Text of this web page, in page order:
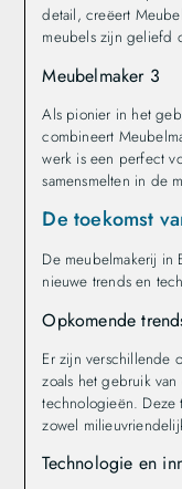
detail, creëert
meubels zijn geliefd
Meubelmaker 3
Als pionier in het
combineert
werk is een perfect
samensmelten in de
De toekomst
De meubelmakerij in
nieuwe trends en
Opkomende
Er zijn verschillende
zoals het gebruik
technologieën. Deze
zowel
Technologie en